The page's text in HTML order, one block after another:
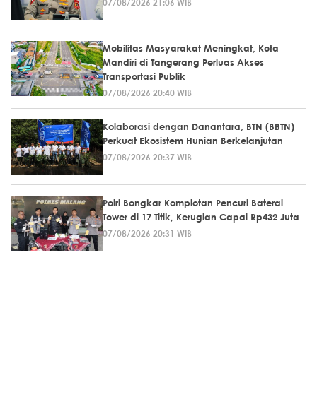
Mobilitas Masyarakat Meningkat, Kota
Mandiri di Tangerang Perluas Akses
Transportasi Publik
07/08/2026 20:40 WIB
Kolaborasi dengan Danantara, BTN (BBTN)
Perkuat Ekosistem Hunian Berkelanjutan
07/08/2026 20:37 WIB
Polri Bongkar Komplotan Pencuri Baterai
Tower di 17 Titik, Kerugian Capai Rp432 Juta
07/08/2026 20:31 WIB